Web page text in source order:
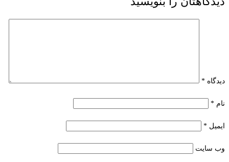
دیدگاه *
نام *
ایمیل *
وب‌ سایت